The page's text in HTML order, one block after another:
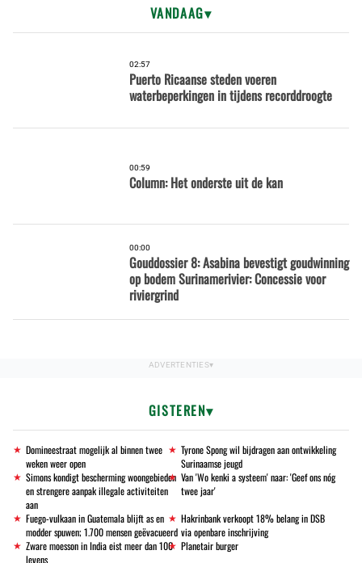
VANDAAG
02:57
Puerto Ricaanse steden voeren
waterbeperkingen in tijdens recorddroogte
00:59
Column: Het onderste uit de kan
00:00
Gouddossier 8: Asabina bevestigt goudwinning
op bodem Surinamerivier: Concessie voor
riviergrind
GISTEREN
Domineestraat mogelijk al binnen twee
weken weer open
Tyrone Spong wil bijdragen aan ontwikkeling
Surinaamse jeugd
Simons kondigt bescherming woongebieden
en strengere aanpak illegale activiteiten
aan
Van 'Wo kenki a systeem' naar: 'Geef ons nóg
twee jaar'
Fuego-vulkaan in Guatemala blijft as en
modder spuwen; 1.700 mensen geëvacueerd
Hakrinbank verkoopt 18% belang in DSB
via openbare inschrijving
Zware moesson in India eist meer dan 100
levens
Planetair burger